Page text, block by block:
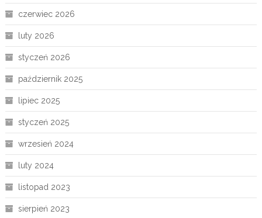
czerwiec 2026
luty 2026
styczeń 2026
październik 2025
lipiec 2025
styczeń 2025
wrzesień 2024
luty 2024
listopad 2023
sierpień 2023